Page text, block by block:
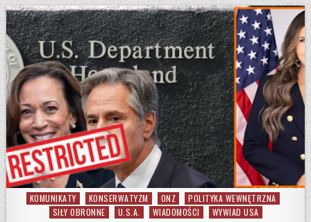
Posted in
KOMUNIKATY KONSERWATYZM ONZ
POLITYKA WEWNĘTRZNA
SIŁY OBRONNE
U.S.A. WIADOMOŚCI WYWIAD USA